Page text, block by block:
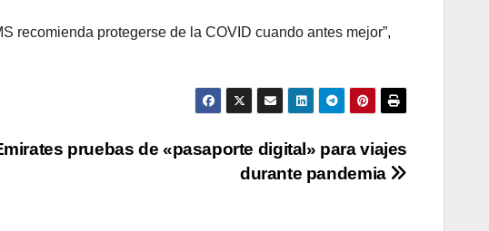
recomienda protegerse de la COVID cuando antes mejor”,
pruebas de «pasaporte digital» para viajes
durante pandemia